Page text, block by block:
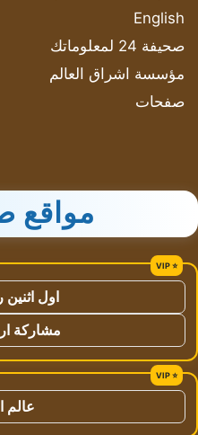
English
صحيفة 24 لمعلوماتك
مؤسسة اشراق العالم
صفحات
مواقع
اول اثنين
مشاركة
عالم